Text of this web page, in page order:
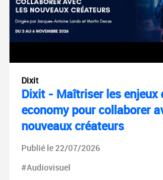
Dixit
Dixit - Maîtriser les enjeux
economy pour collaborer
nouveaux créateurs
Publié le 22/07/2026
#Audiovisuel